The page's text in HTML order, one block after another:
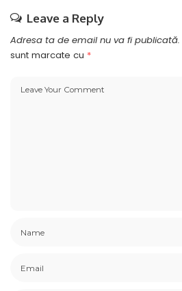
Leave a Reply
Adresa ta de email nu va fi publicată.
sunt marcate cu *